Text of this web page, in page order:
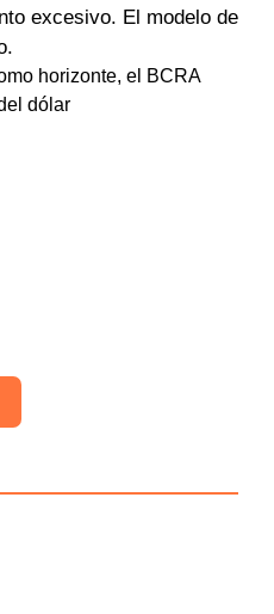
excesivo. El modelo de